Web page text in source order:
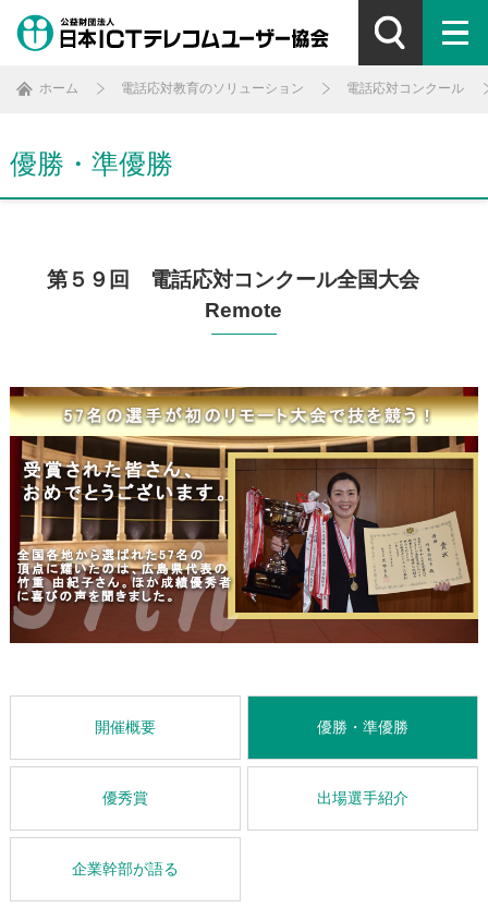
ホーム 電話応対教育のソリューション 電話応対コンクール
優勝・準優勝
第５９回 電話応対コンクール全国大会
Remote
開催概要 優勝・準優勝
優秀賞 出場選手紹介
企業幹部が語る